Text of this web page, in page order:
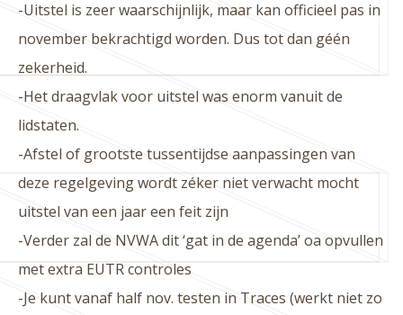
-Uitstel is zeer waarschijnlijk, maar kan officieel pas in
november bekrachtigd worden. Dus tot dan géén
zekerheid.
-Het draagvlak voor uitstel was enorm vanuit de
lidstaten.
-Afstel of grootste tussentijdse aanpassingen van
deze regelgeving wordt zéker niet verwacht mocht
uitstel van een jaar een feit zijn
-Verder zal de NVWA dit ‘gat in de agenda’ oa opvullen
met extra EUTR controles
-Je kunt vanaf half nov. testen in Traces (werkt niet zo